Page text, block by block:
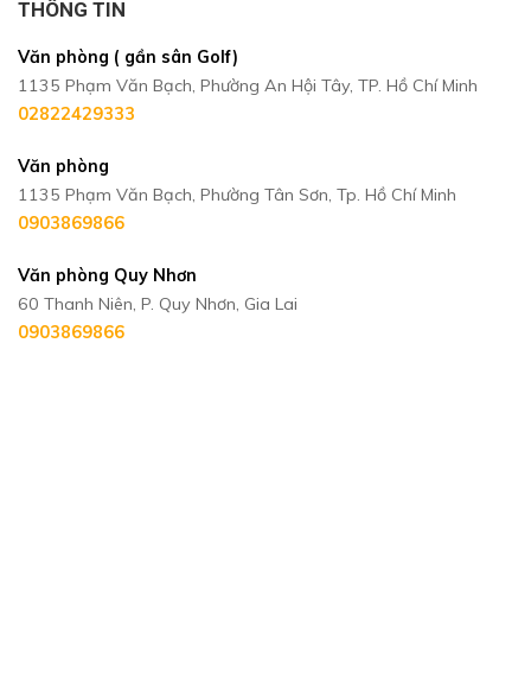
THÔNG TIN
Văn phòng ( gần sân Golf)
1135 Phạm Văn Bạch, Phường An Hội Tây, TP. Hồ Chí Minh
02822429333
Văn phòng
1135 Phạm Văn Bạch, Phường Tân Sơn, Tp. Hồ Chí Minh
0903869866
Văn phòng Quy Nhơn
60 Thanh Niên, P. Quy Nhơn, Gia Lai
0903869866